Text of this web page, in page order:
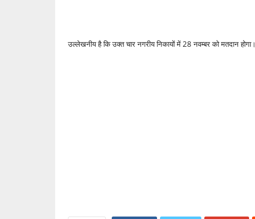
उल्लेखनीय है कि उक्त चार नगरीय निकायों में 28 नवम्बर को मतदान होगा।